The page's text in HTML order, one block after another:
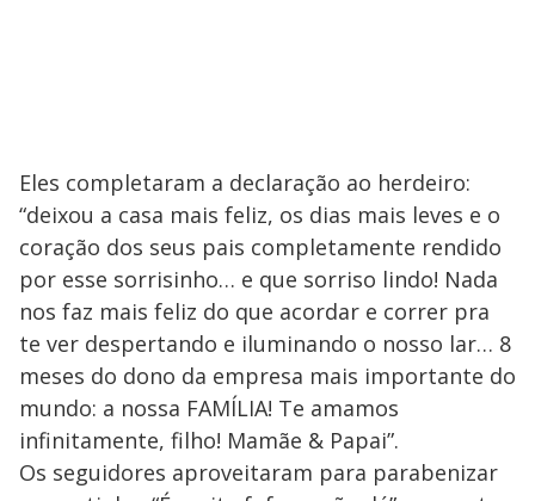
Eles completaram a declaração ao herdeiro:
“deixou a casa mais feliz, os dias mais leves e o
coração dos seus pais completamente rendido
por esse sorrisinho… e que sorriso lindo! Nada
nos faz mais feliz do que acordar e correr pra
te ver despertando e iluminando o nosso lar… 8
meses do dono da empresa mais importante do
mundo: a nossa FAMÍLIA! Te amamos
infinitamente, filho! Mamãe & Papai”.
Os seguidores aproveitaram para parabenizar